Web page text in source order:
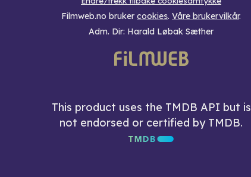
Filmweb.no bruker cookies. Våre brukervilkår.
Adm. Dir: Harald Løbak Sæther
This product uses the TMDB API but is
not endorsed or certified by TMDB.